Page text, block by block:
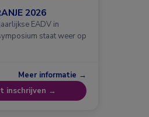
2026
EADV in
staat weer op
Meer informatie →
inschrijven →